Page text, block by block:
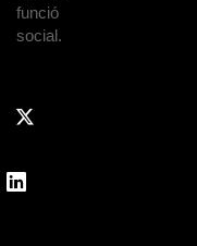
funció
social.